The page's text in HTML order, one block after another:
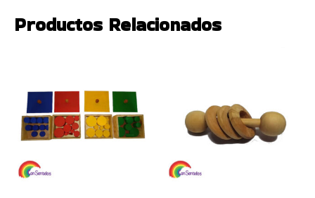
Productos Relacionados